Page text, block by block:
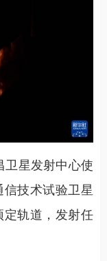
卫星发射中心使
技术试验卫星
轨道，发射任